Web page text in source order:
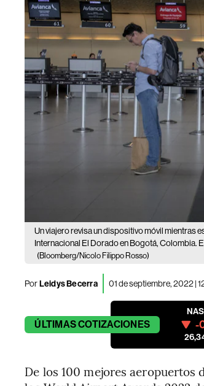
Un viajero revisa un dispositivo móvil mientras
Internacional El Dorado en Bogotá, Colombia.
(Bloomberg/Nicolo Filippo Rosso)
PorLeidys Becerra 01 de septiembre, 2022 |
ÚLTIMASCOTIZACIONES -
De los 100 mejores